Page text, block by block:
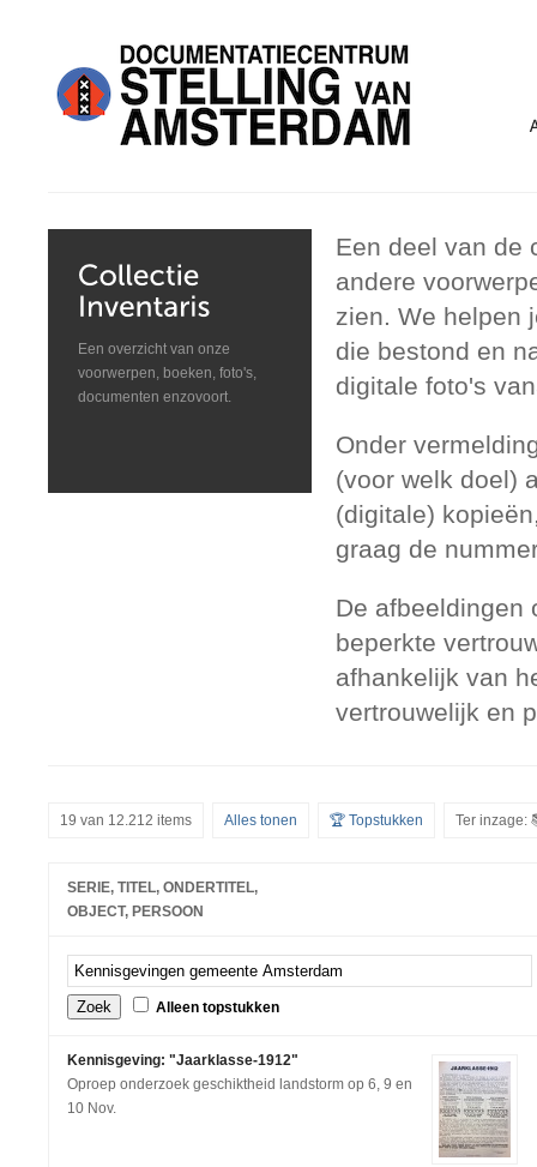
Een overzicht van onze
voorwerpen, boeken, foto's,
documenten enzovoort.
Een deel van de
andere
zien. We helpen
die bestond en
digitale foto's
Onder
(voor welk doel)
(digitale)
graag de
De afbeeldingen
beperkte
afhankelijk van
vertrouwelijk en
19 van 12.212 items Alles tonen 🏆 Topstukken Ter inzage:
SERIE, TITEL, ONDERTITEL,
OBJECT, PERSOON
Alleen topstukken
Kennisgeving: "Jaarklasse-1912"
Oproep onderzoek geschiktheid landstorm op 6, 9 en
10 Nov.